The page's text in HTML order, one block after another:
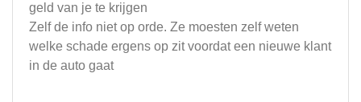
geld van je te krijgen
Zelf de info niet op orde. Ze moesten zelf weten
welke schade ergens op zit voordat een nieuwe klant
in de auto gaat